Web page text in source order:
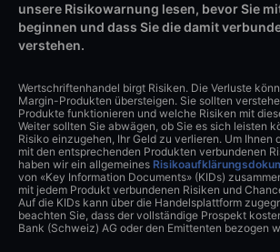
unsere Risikowarnung lesen, bevor Sie
beginnen und dass Sie die damit
verstehen.
Wertschriftenhandel birgt Risiken. Die Verluste
Margin-Produkten übersteigen. Sie sollten
Produkte funktionieren und welche Risiken mit
Weiter sollten Sie abwägen, ob Sie es sich leisten
Risiko einzugehen, Ihr Geld zu verlieren. Um Ihnen
mit den entsprechenden Produkten verbundenen
haben wir ein allgemeines
von «Key Information Documents» (KIDs)
mit jedem Produkt verbundenen Risiken und
Auf die KIDs kann über die Handelsplattform
beachten Sie, dass der vollständige Prospekt
Bank (Schweiz) AG oder den Emittenten bezogen